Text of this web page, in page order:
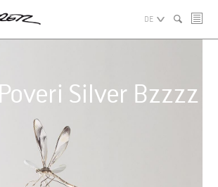
DE
Silver Bzzzz